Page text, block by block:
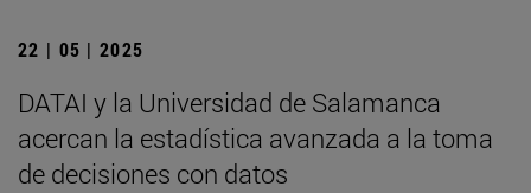
22 | 05 | 2025
DATAI y la Universidad de Salamanca
acercan la estadística avanzada a la toma
de decisiones con datos